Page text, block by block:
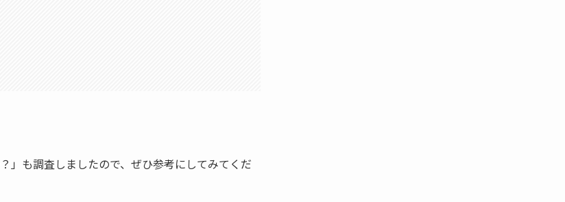
」も調査しましたので、ぜひ参考にしてみてくだ